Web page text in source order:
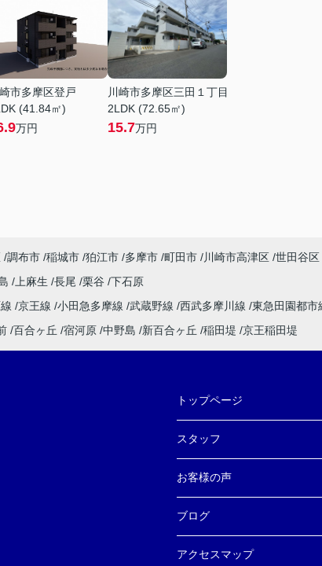
市多摩区登戸
(41.84㎡)
万円
川崎市多摩区三田１丁目
2LDK (72.65㎡)
15.7万円
調布市 稲城市 狛江市 多摩市 町田市 川崎市高津区 世田谷区
上麻生 長尾 栗谷 下石原
京王線 小田急多摩線 武蔵野線 西武多摩川線 東急田園都市
百合ヶ丘 宿河原 中野島 新百合ヶ丘 稲田堤 京王稲田堤
トップページ
スタッフ
お客様の声
ブログ
アクセスマップ